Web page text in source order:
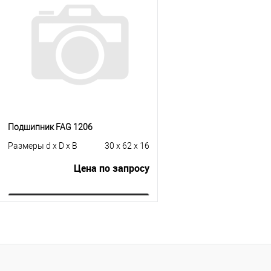
Купить в 1 клик
К сравнению
В избранное
Под заказ
Подшипник FAG 1206
Размеры d x D x B
30 x 62 x 16
Цена по запросу
Купить в 1 клик
К сравнению